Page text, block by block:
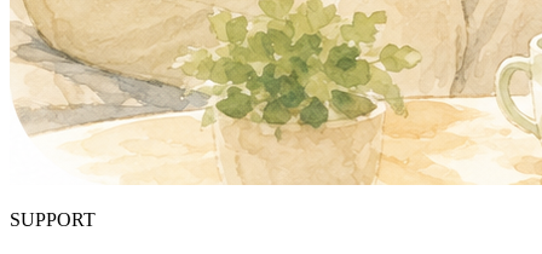
SUPPORT